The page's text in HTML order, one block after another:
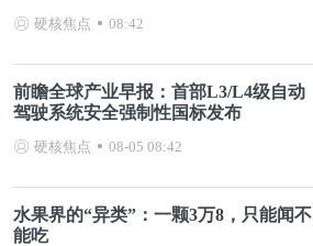
硬核焦点 08:42
前瞻全球产业早报：首部L3/L4级自动
驾驶系统安全强制性国标发布
硬核焦点 08-05 08:42
水果界的“异类”：一颗3万8，只能闻不
能吃